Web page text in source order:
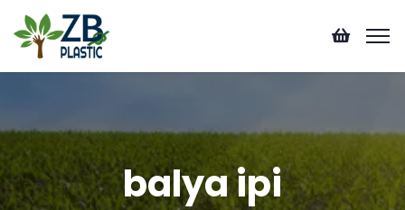
balya ipi